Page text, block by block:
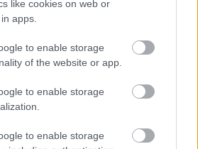
like cookies on web or
apps.
to enable storage
of the website or app.
to enable storage
to enable storage